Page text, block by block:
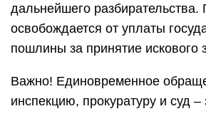
дальнейшего
освобождается от уплаты
пошлины за принятие искового
Важно! Единовременное
инспекцию, прокуратуру и суд